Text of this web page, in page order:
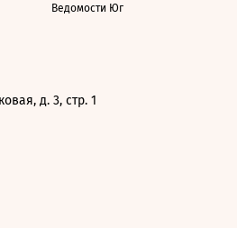
Ведомости Юг
д. 3, стр. 1